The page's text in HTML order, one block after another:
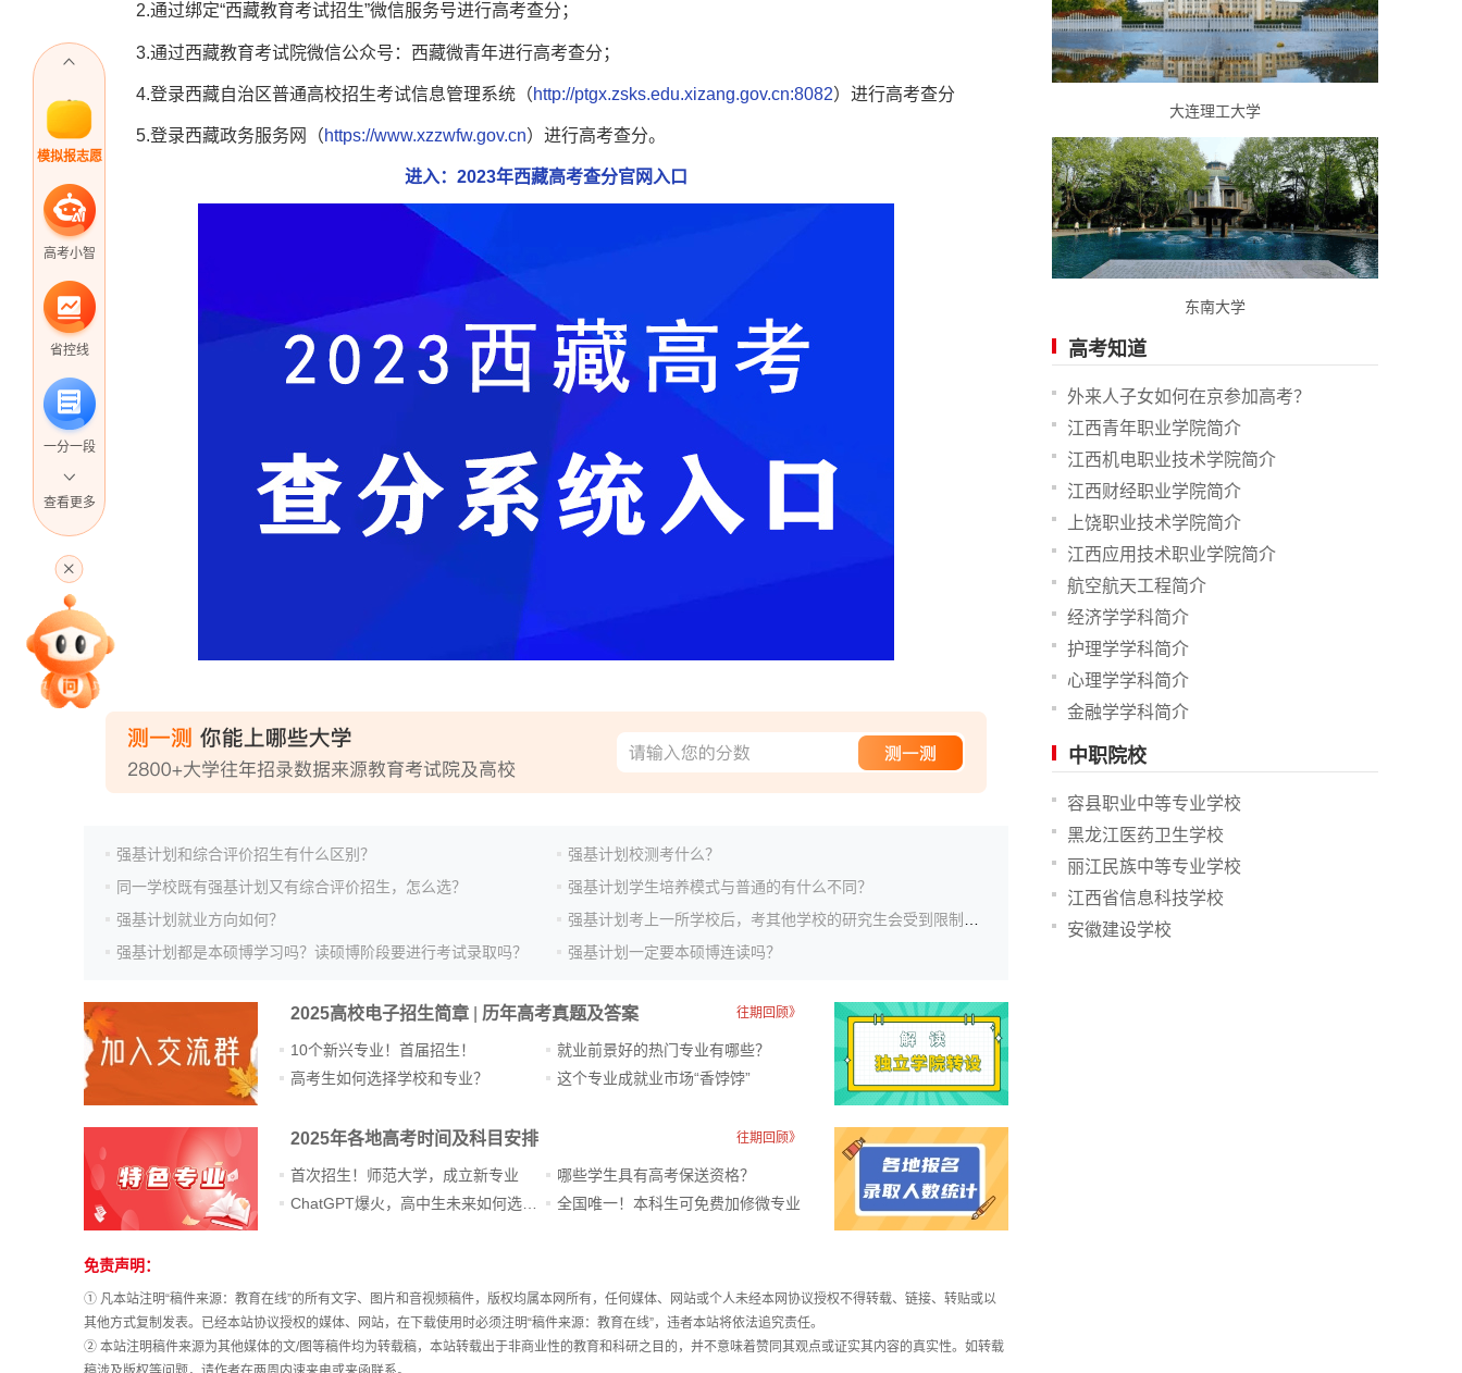
模拟报志愿
高考小智
省控线
一分一段
专家指导课
高考真题
查看更多
2.通过绑定“西藏教育考试招生”微信服务号进行高考查分；
3.通过西藏教育考试院微信公众号：西藏微青年进行高考查分；
4.登录西藏自治区普通高校招生考试信息管理系统（http://ptgx.zsks.edu.xizang.gov.cn:8082）进行高考查分
5.登录西藏政务服务网（https://www.xzzwfw.gov.cn）进行高考查分。
进入：2023年西藏高考查分官网入口
强基计划和综合评价招生有什么区别？
强基计划校测考什么？
同一学校既有强基计划又有综合评价招生，怎么选？
强基计划学生培养模式与普通的有什么不同？
强基计划就业方向如何？
强基计划考上一所学校后，考其他学校的研究生会受到限制吗？
强基计划都是本硕博学习吗？读硕博阶段要进行考试录取吗？
强基计划一定要本硕博连读吗？
2025高校电子招生简章 历年高考真题及答案 往期回顾》
10个新兴专业！首届招生！
高考生如何选择学校和专业？
就业前景好的热门专业有哪些？
这个专业成就业市场“香饽饽”​
2025年各地高考时间及科目安排 往期回顾》
首次招生！师范大学，成立新专业
ChatGPT爆火，高中生未来如何选专业？
哪些学生具有高考保送资格？
全国唯一！本科生可免费加修微专业
站
长
统
计
免责声明：
① 凡本站注明“稿件来源：教育在线”的所有文字、图片和音视频稿件，版权均属本网所有，任何媒体、网站或个人未经本网协议授权不得转载、链接、转贴或以
其他方式复制发表。已经本站协议授权的媒体、网站，在下载使用时必须注明“稿件来源：教育在线”，违者本站将依法追究责任。
② 本站注明稿件来源为其他媒体的文/图等稿件均为转载稿，本站转载出于非商业性的教育和科研之目的，并不意味着赞同其观点或证实其内容的真实性。如转载
大连理工大学
东南大学
高考知道
外来人子女如何在京参加高考？
江西青年职业学院简介
江西机电职业技术学院简介
江西财经职业学院简介
上饶职业技术学院简介
江西应用技术职业学院简介
航空航天工程简介
经济学学科简介
护理学学科简介
心理学学科简介
金融学学科简介
中职院校
容县职业中等专业学校
黑龙江医药卫生学校
丽江民族中等专业学校
江西省信息科技学校
安徽建设学校